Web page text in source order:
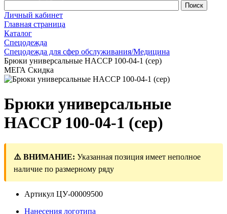
Личный кабинет
Главная страница
Каталог
Спецодежда
Спецодежда для сфер обслуживания/Медицина
Брюки универсальные HACCP 100-04-1 (сер)
МЕГА Скидка
Брюки универсальные
HACCP 100-04-1 (сер)
⚠️ ВНИМАНИЕ: Указанная позиция имеет неполное
наличие по размерному ряду
Артикул ЦУ-00009500
Нанесения логотипа